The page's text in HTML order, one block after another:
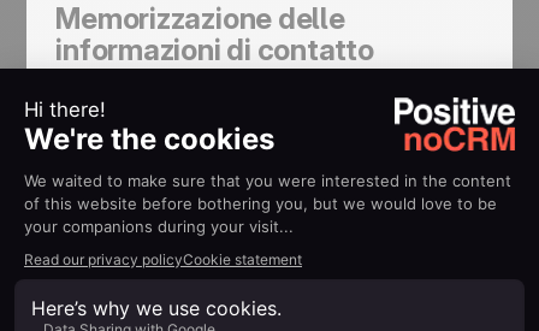
Memorizzazione delle
informazioni di contatto
Mantenere tutte le informazioni rilevanti su
peso e ti permette di tenere sotto controllo decine
di offerte concorrenti, senza preoccuparti di
Registrazione delle interazioni